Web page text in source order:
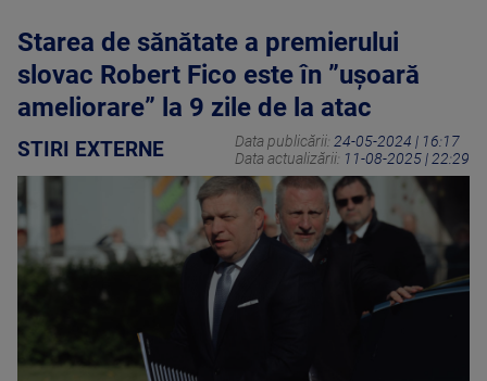
Starea de sănătate a premierului
slovac Robert Fico este în ”uşoară
ameliorare” la 9 zile de la atac
STIRI EXTERNE Data publicării: 24-05-2024 | 16:17
Data actualizării: 11-08-2025 | 22:29